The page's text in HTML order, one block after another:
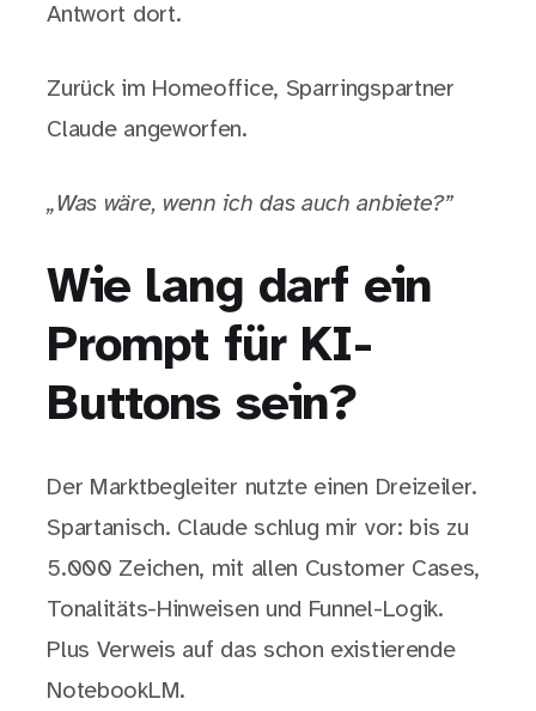
Antwort dort.
Zurück im Homeoffice, Sparringspartner
Claude angeworfen.
„Was wäre, wenn ich das auch anbiete?”
Wie lang darf ein
Prompt für KI-
Buttons sein?
Der Marktbegleiter nutzte einen Dreizeiler.
Spartanisch. Claude schlug mir vor: bis zu
5.000 Zeichen, mit allen Customer Cases,
Tonalitäts-Hinweisen und Funnel-Logik.
Plus Verweis auf das schon existierende
NotebookLM.